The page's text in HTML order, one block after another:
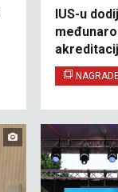
IUS-u